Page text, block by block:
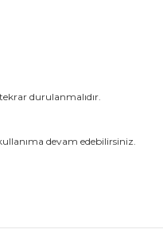
durulanmalıdır.
devam edebilirsiniz.